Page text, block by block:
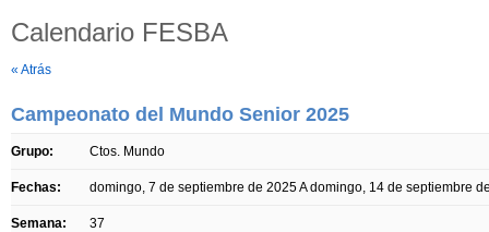
Calendario FESBA
« Atrás
Campeonato del Mundo Senior 2025
Grupo: Ctos. Mundo
Fechas: domingo, 7 de septiembre de 2025Adomingo, 14 de septiembre
Semana: 37